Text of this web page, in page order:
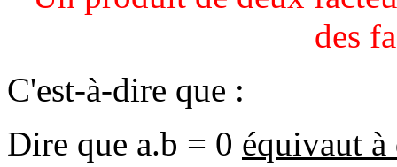
des
C'est-à-dire que :
Dire que a.b = 0 équivaut à